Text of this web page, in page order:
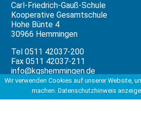
Carl-Friedrich-Gauß-Schule
Kooperative Gesamtschule
Hohe Bünte 4
30966 Hemmingen
Tel 0511 42037-200
Fax 0511 42037-211
info@kgshemmingen.de
Rechtliches
Wir verwenden Cookies auf unserer Website,
machen. Datenschutzhinweis